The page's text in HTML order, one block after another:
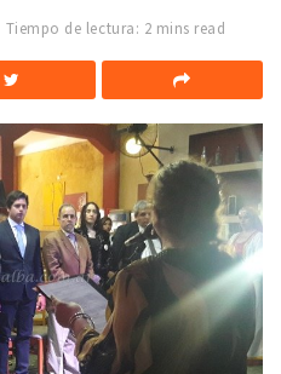
Tiempo de lectura: 2 mins read